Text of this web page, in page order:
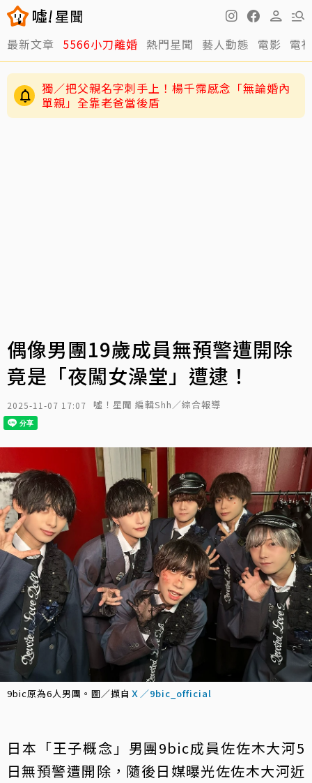
最新文章 5566小刀離婚 熱門星聞 藝人動態 電影 電
獨／把父親名字刺手上！楊千霈感念「無論婚內
單親」全靠老爸當後盾
偶像男團19歲成員無預警遭開除
竟是「夜闖女澡堂」遭逮！
2025-11-07 17:07 噓！星聞 編輯Shh／綜合報導
9bic原為6人男團。圖／擷自 Ｘ／9bic_official
日本「王子概念」男團9bic成員佐佐木大河5
日無預警遭開除，隨後日媒曝光佐佐木大河近